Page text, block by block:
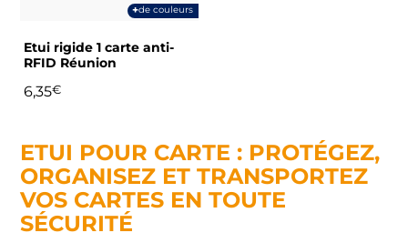
+de couleurs
Etui rigide 1 carte anti-
RFID Réunion
6,35€
choisies
sur
la
page
produit
ETUI POUR CARTE : PROTÉGEZ,
ORGANISEZ ET TRANSPORTEZ
VOS CARTES EN TOUTE
SÉCURITÉ